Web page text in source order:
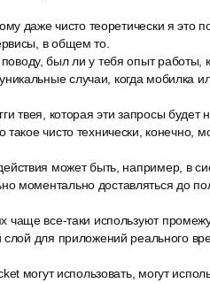
даже чисто теоретически я это
в общем то.
был ли у тебя опыт работы,
случаи, когда мобилка
твея, которая эти запросы будет
чисто технически, конечно,
может быть, например, в
моментально доставляться до
чаще все-таки используют
для приложений реального
могут использовать, могут